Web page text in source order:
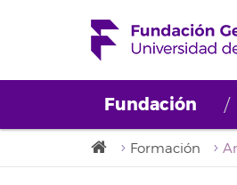
Fundación
Formación